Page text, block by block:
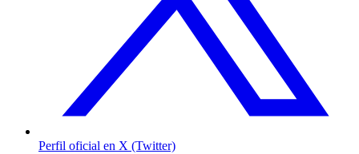
Perfil oficial en X (Twitter)